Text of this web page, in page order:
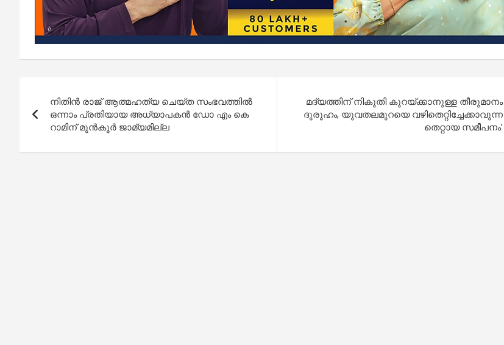
navigation
നിതിൻ രാജ് ആത്മഹത്യ ചെയ്ത സംഭവത്തിൽ
ഒന്നാം പ്രതിയായ അധ്യാപകൻ ഡോ എം കെ
റാമിന് മുൻ‌കൂർ ജാമ്യമില്ല
മദ്യത്തിന് നികുതി കുറയ്ക്കാനുള്ള തീരുമാനം
ദുരൂഹം, യുവതലമുറയെ വഴിതെറ്റിച്ചേക്കാവുന്ന
തെറ്റായ സമീപനം’